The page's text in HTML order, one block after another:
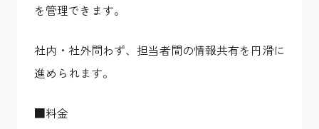
を管理できます。
社内・社外問わず、担当者間の情報共有を円滑に
進められます。
■料金